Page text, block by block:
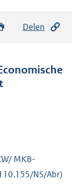
Delen
MKB-
NS/Abr)